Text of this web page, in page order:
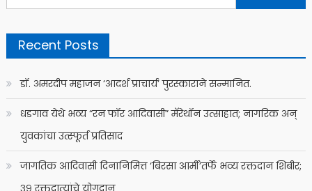
for:
Recent Posts
डॉ. अमरदीप महाजन ‘आदर्श प्राचार्य’ पुरस्काराने सन्मानित.
धडगाव येथे भव्य “रन फॉर आदिवासी” मॅरेथॉन उत्साहात; नागरिक अन्
युवकांचा उत्स्फूर्त प्रतिसाद
जागतिक आदिवासी दिनानिमित्त ‘बिरसा आर्मी’तर्फे भव्य रक्तदान शिबीर;